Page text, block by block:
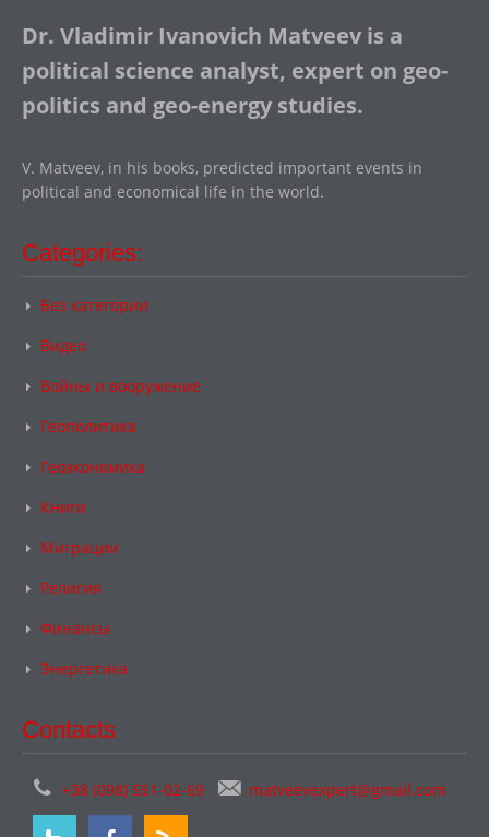
Dr. Vladimir Ivanovich Matveev is a
political science analyst, expert on geo-
politics and geo-energy studies.
V. Matveev, in his books, predicted important events in
political and economical life in the world.
Categories:
Без категории
Видео
Войны и вооружение
Геополитика
Геоэкономика
Книги
Миграции
Религия
Финансы
Энергетика
Contacts
+38 (098) 551-02-69 matveevexpert@gmail.com